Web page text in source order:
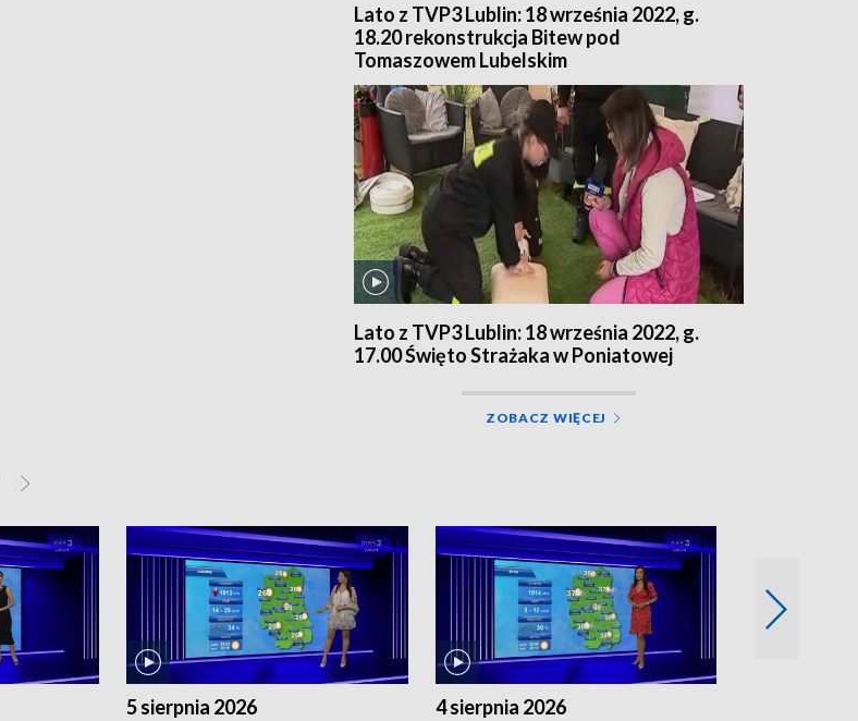
Lato z TVP3 Lublin: 18 września 2022, g.
18.20 rekonstrukcja Bitew pod
Tomaszowem Lubelskim
Lato z TVP3 Lublin: 18 września 2022, g.
17.00 Święto Strażaka w Poniatowej
ZOBACZ WIĘCEJ
5 sierpnia 2026 4 sierpnia 2026